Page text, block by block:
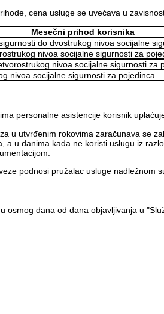
cena usluge se uvećava u
Mesečni prihod korisnika
do dvostrukog nivoa socijalne
nivoa socijalne sigurnosti za
nivoa socijalne sigurnosti za
nivoa socijalne sigurnosti za pojedinca
personalne asistencije korisnik
u utvrđenim rokovima zaračunava se
a u danima kada ne koristi uslugu iz
podnosi pružalac usluge nadležnom
osmog dana od dana objavljivanja u